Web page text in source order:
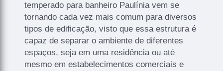
temperado para banheiro Paulínia vem se
tornando cada vez mais comum para diversos
tipos de edificação, visto que essa estrutura é
capaz de separar o ambiente de diferentes
espaços, seja em uma residência ou até
mesmo em estabelecimentos comerciais e